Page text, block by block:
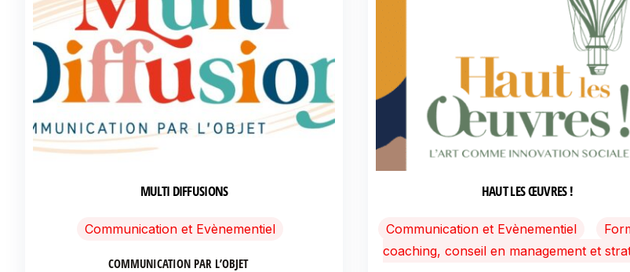
MULTI DIFFUSIONS
Communication et Evènementiel
COMMUNICATION PAR L’OBJET
HAUT LES ŒUVRES !
Communication et Evènementiel
coaching, conseil en management et